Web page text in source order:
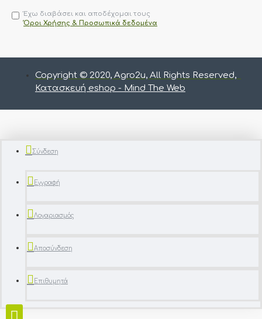
Έχω διαβάσει και αποδέχομαι τους
Όροι Χρήσης & Προσωπικά δεδομένα
Copyright © 2020, Agro2u, All Rights Reserved,
Κατασκευή eshop - Mind The Web
Σύνδεση
Εγγραφή
Λογαριασμός
Αποσύνδεση
Επιθυμητά